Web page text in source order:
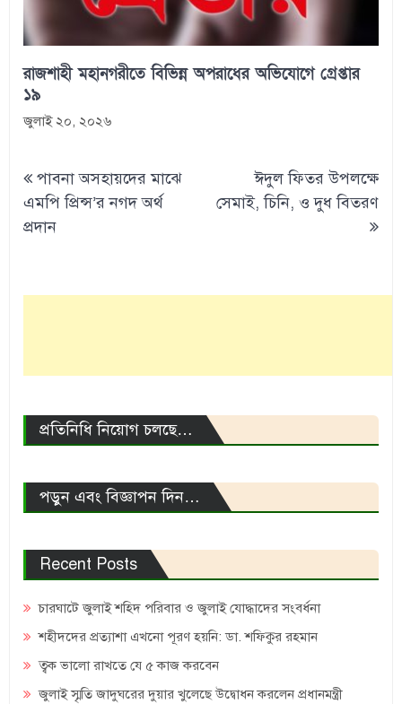
রাজশাহী মহানগরীতে বিভিন্ন অপরাধের অভিযোগে গ্রেপ্তার
১৯
জুলাই ২০, ২০২৬
navigation
পাবনা অসহায়দের মাঝে
এমপি প্রিন্স’র নগদ অর্থ
প্রদান
ঈদুল ফিতর উপলক্ষে
সেমাই, চিনি, ও দুধ বিতরণ
প্রতিনিধি নিয়োগ চলছে…
পড়ুন এবং বিজ্ঞাপন দিন…
Recent Posts
চারঘাটে জুলাই শহিদ পরিবার ও জুলাই যোদ্ধাদের সংবর্ধনা
শহীদদের প্রত্যাশা এখনো পূরণ হয়নি: ডা. শফিকুর রহমান
ত্বক ভালো রাখতে যে ৫ কাজ করবেন
জুলাই স্মৃতি জাদুঘরের দুয়ার খুলেছে উদ্বোধন করলেন প্রধানমন্ত্রী